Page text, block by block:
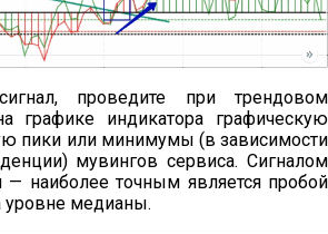
проведите при трендовом
графике индикатора графическую
пики или минимумы (в зависимости
мувингов сервиса. Сигналом
— наиболее точным является пробой
уровне медианы.